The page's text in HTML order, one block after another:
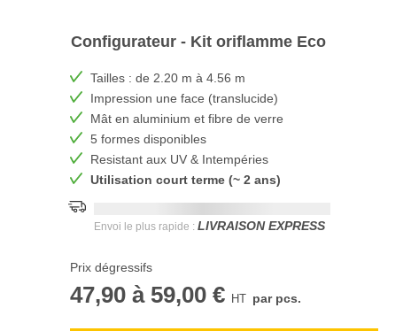
Configurateur - Kit oriflamme Eco
Tailles : de 2.20 m à 4.56 m
Impression une face (translucide)
Mât en aluminium et fibre de verre
5 formes disponibles
Resistant aux UV & Intempéries
Utilisation court terme (~ 2 ans)
Envoi le plus rapide : LIVRAISON EXPRESS
Prix dégressifs
47,90 à 59,00 € par pcs.